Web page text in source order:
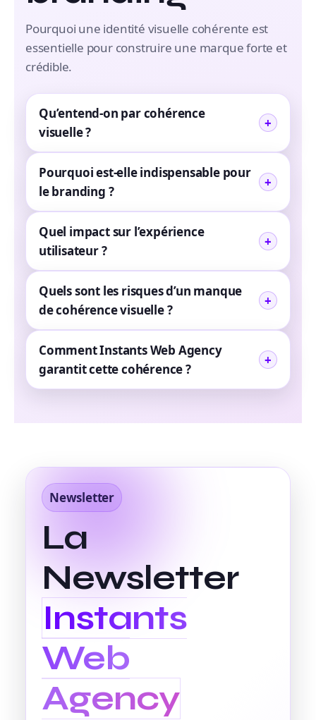
Pourquoi une identité visuelle cohérente est
essentielle pour construire une marque forte et
crédible.
Qu’entend-on par cohérence
visuelle ?
Pourquoi est-elle indispensable pour
le branding ?
Quel impact sur l’expérience
utilisateur ?
Quels sont les risques d’un manque
de cohérence visuelle ?
Comment Instants Web Agency
garantit cette cohérence ?
Newsletter
La
Newsletter
Instants
Web
Agency